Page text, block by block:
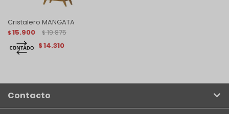
Cristalero MANGATA
$ 15.900 $ 19.875
$14.310
Contacto